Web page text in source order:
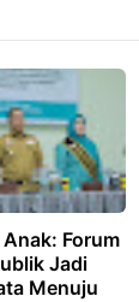
Forum
Jadi
Menuju